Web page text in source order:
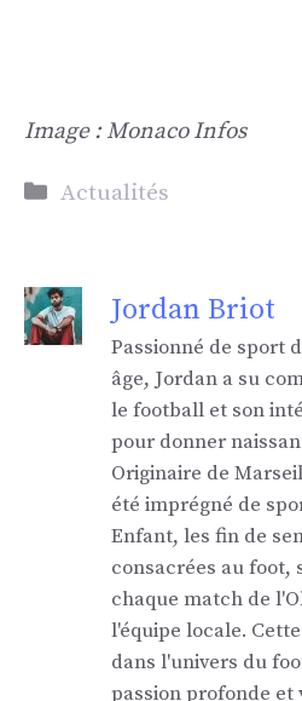
Image : Monaco Infos
Catégories
Actualités
Jordan Briot
Passionné de sport
âge, Jordan a su
le football et son
pour donner
Originaire de
été imprégné de
Enfant, les fin de
consacrées au foot,
chaque match de
l'équipe locale.
dans l'univers du
passion profonde et